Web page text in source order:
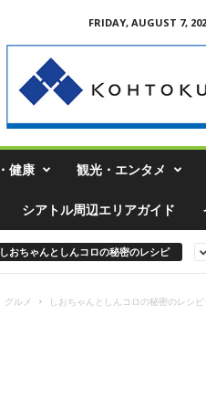
FRIDAY, AUGUST 7,
健康 観光・エンタメ
シアトル周辺エリアガイド
おちゃんとしんコロの秘密のレシピ
グルメ しおちゃんとしんコロの秘密のレシピ